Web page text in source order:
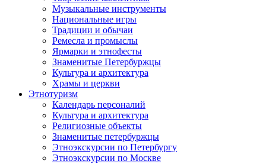
Музыкальные инструменты
Национальные игры
Традиции и обычаи
Ремесла и промыслы
Ярмарки и этнофесты
Знаменитые Петербуржцы
Культура и архитектура
Храмы и церкви
Этнотуризм
Календарь персоналий
Культура и архитектура
Религиозные объекты
Знаменитые петербуржцы
Этноэкскурсии по Петербургу
Этноэкскурсии по Москве